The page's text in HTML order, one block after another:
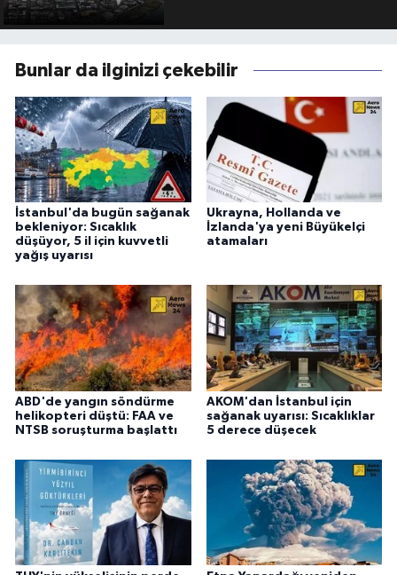
Bunlar da ilginizi çekebilir
İstanbul'da bugün sağanak
bekleniyor: Sıcaklık
düşüyor, 5 il için kuvvetli
yağış uyarısı
Ukrayna, Hollanda ve
İzlanda'ya yeni Büyükelçi
atamaları
ABD'de yangın söndürme
helikopteri düştü: FAA ve
NTSB soruşturma başlattı
AKOM'dan İstanbul için
sağanak uyarısı: Sıcaklıklar
5 derece düşecek